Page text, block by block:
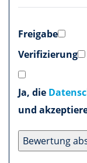
Freigabe
Verifizierung
Ja, die
und